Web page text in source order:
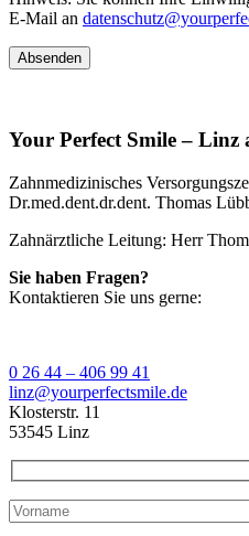
E-Mail an
Your Perfect Smile – Linz
Zahnmedizinisches
Dr.med.dent.dr.dent. Thomas
Zahnärztliche Leitung: Herr
Sie haben Fragen?
Kontaktieren Sie uns gerne:
0 26 44 – 406 99 41
linz@yourperfectsmile.de
Klosterstr. 11
53545 Linz